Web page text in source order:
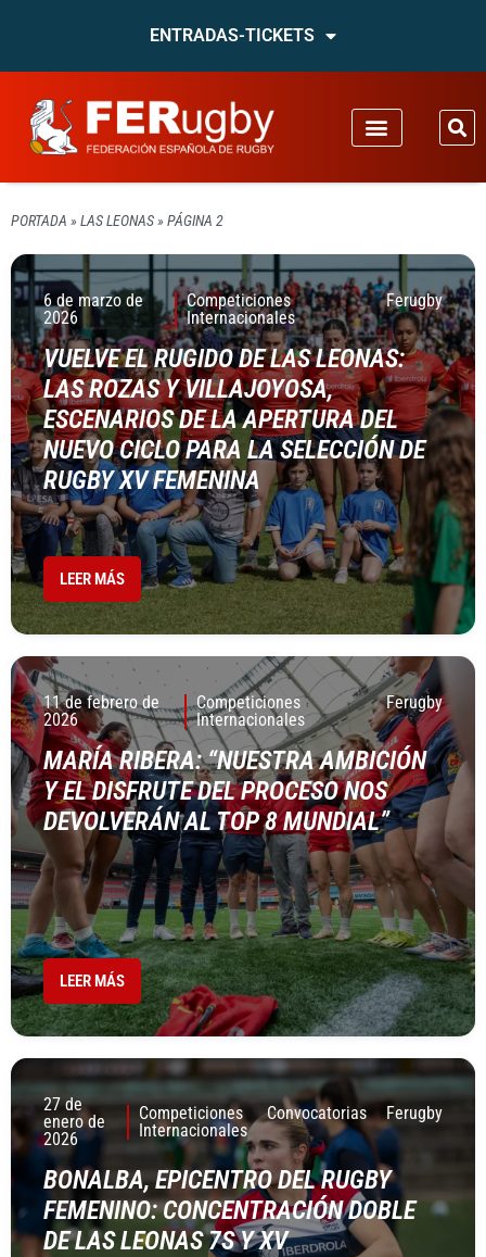
ENTRADAS-TICKETS
PORTADA » LAS LEONAS» PÁGINA 2
6 de marzo de
2026
Competiciones
Internacionales
Ferugby
VUELVE EL RUGIDO DE LAS LEONAS:
LAS ROZAS Y VILLAJOYOSA,
ESCENARIOS DE LA APERTURA DEL
NUEVO CICLO PARA LA SELECCIÓN DE
RUGBY XV FEMENINA
LEER MÁS
11 de febrero de
2026
Competiciones
Internacionales
Ferugby
MARÍA RIBERA: “NUESTRA AMBICIÓN
Y EL DISFRUTE DEL PROCESO NOS
DEVOLVERÁN AL TOP 8 MUNDIAL”
LEER MÁS
27 de
enero de
2026
Competiciones
Internacionales
Convocatorias Ferugby
BONALBA, EPICENTRO DEL RUGBY
FEMENINO: CONCENTRACIÓN DOBLE
DE LAS LEONAS 7S Y XV